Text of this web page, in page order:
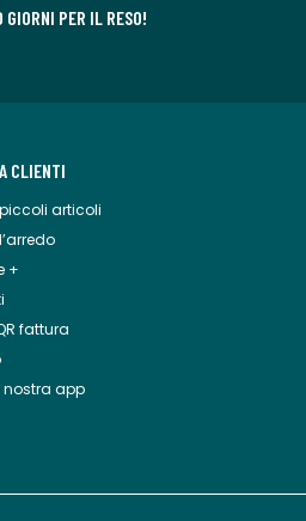
GIORNI PER IL RESO!
CLIENTI
articoli
+
fattura
app